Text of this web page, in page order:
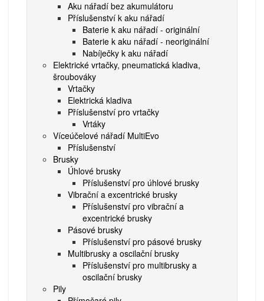
Aku nářadí bez akumulátoru
Příslušenství k aku nářadí
Baterie k aku nářadí - originální
Baterie k aku nářadí - neoriginální
Nabíječky k aku nářadí
Elektrické vrtačky, pneumatická kladiva,
šroubováky
Vrtačky
Elektrická kladiva
Příslušenství pro vrtačky
Vrtáky
Víceúčelové nářadí MultiEvo
Příslušenství
Brusky
Úhlové brusky
Příslušenství pro úhlové brusky
Vibrační a excentrické brusky
Příslušenství pro vibrační a
excentrické brusky
Pásové brusky
Příslušenství pro pásové brusky
Multibrusky a oscilační brusky
Příslušenství pro multibrusky a
oscilační brusky
Pily